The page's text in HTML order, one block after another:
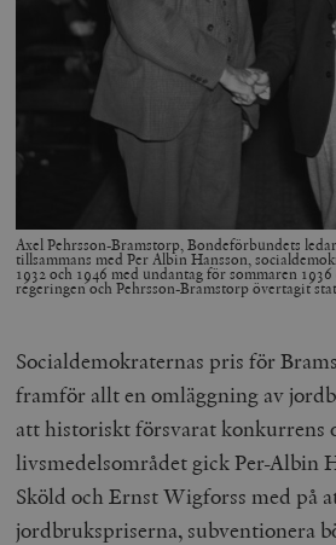
Axel Pehrsson-Bramstorp, Bondeförbundets
tillsammans med Per Albin Hansson,
1932 och 1946 med undantag för sommaren
regeringen och Pehrsson-Bramstorp övertagit
Socialdemokraternas pris för
framför allt en omläggning av
att historiskt försvarat konkurrens
livsmedelsområdet gick Per-Albin
Sköld och Ernst Wigforss med på
jordbrukspriserna, subventionera